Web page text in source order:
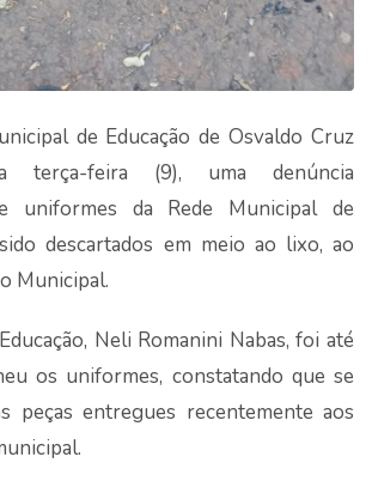
de Educação de Osvaldo Cruz
terça-feira (9), uma denúncia
uniformes da Rede Municipal de
descartados em meio ao lixo, ao
Municipal.
Neli Romanini Nabas, foi até
os uniformes, constatando que se
peças entregues recentemente aos